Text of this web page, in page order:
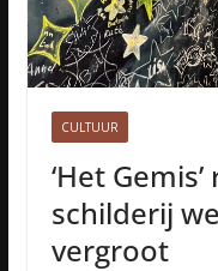
CULTUUR
‘Het
schilderij
vergroot